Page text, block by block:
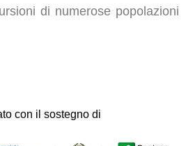
di numerose popolazioni
con il sostegno di